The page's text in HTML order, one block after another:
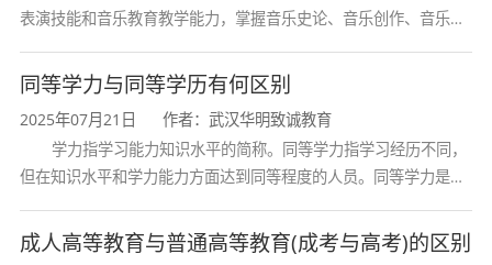
表演技能和音乐教育教学能力，掌握音乐史论、音乐创作、音乐表
创新精神和艺术感染力，能在专业
同等学力与同等学历有何区别
2025年07月21日
作者：武汉华明致诚教育
学力指学习能力知识水平的简称。同等学力指学习经历不同，
但在知识水平和学力能力方面达到同等程度的人员。同等学力是在
者或报考研究生的考生中，虽然没
成人高等教育与普通高等教育(成考与高考)的区别